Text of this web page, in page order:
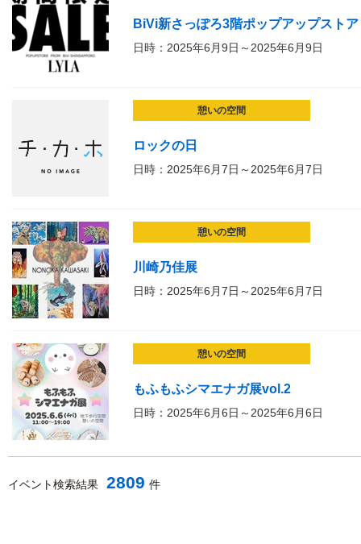
BiVi新さっぽろ3階ポップアップストア
日時：2025年6月9日～2025年6月9日
憩いの空間
ロックの日
日時：2025年6月7日～2025年6月7日
憩いの空間
川崎乃佳展
日時：2025年6月7日～2025年6月7日
憩いの空間
もふもふシマエナガ展vol.2
日時：2025年6月6日～2025年6月6日
イベント検索結果 2809 件